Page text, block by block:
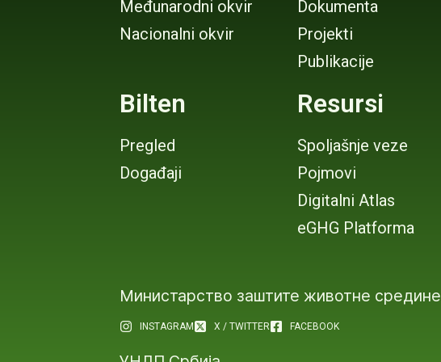
Međunarodni okvir
Nacionalni okvir
Dokumenta
Projekti
Publikacije
Bilten
Pregled
Događaji
Resursi
Spoljašnje veze
Pojmovi
Digitalni Atlas
eGHG Platforma
Министарство заштите животне средине
INSTAGRAM X / TWITTER FACEBOOK